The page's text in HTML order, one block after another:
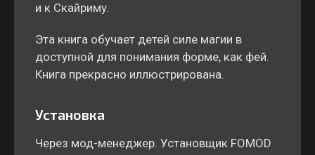
и к Скайриму.
Эта книга обучает детей силе магии в
доступной для понимания форме, как фей.
Книга прекрасно иллюстрирована.
Установка
Через мод-менеджер. Установщик FOMOD